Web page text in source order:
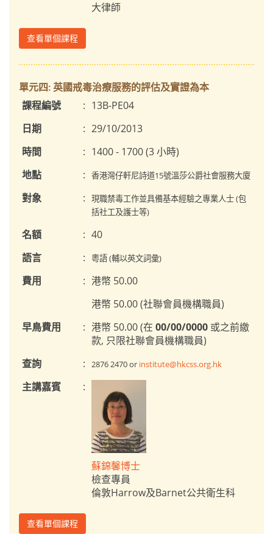
大律師
查看單個課程
單元四: 英國戒毒治療服務的評估及實證為本
課程編號 : 13B-PE04
日期
: 29/10/2013
時間
: 1400 - 1700 (3 小時)
地點
: 香港灣仔軒尼詩道15號溫莎公爵社會服務大廈
對象 :
現職禁毒工作並具備基本經驗之專業人士 (包
括社工及護士等)
名額 : 40
語言
: 粵語 (輔以英文詞彙)
費用 : 港幣 50.00
港幣 50.00 (社聯會員機構職員)
早鳥費用
: 港幣 50.00 (在 00/00/0000 或之前繳
款, 只限社聯會員機構職員)
查詢
: 2876 2470 or institute@hkcss.org.hk
主講嘉賓 :
蘇錦馨博士
檢查專員
倫敦Harrow及Barnet公共衛生科
查看單個課程